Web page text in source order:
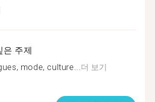
은 주제
mode, culture... 더 보기